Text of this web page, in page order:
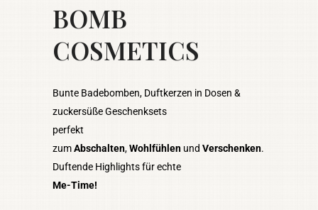
BOMB
COSMETICS
Bunte Badebomben, Duftkerzen in Dosen &
zuckersüße Geschenksets
perfekt
zumAbschalten,Wohlfühlen und Verschenken.
Duftende Highlights für echte
Me-Time!